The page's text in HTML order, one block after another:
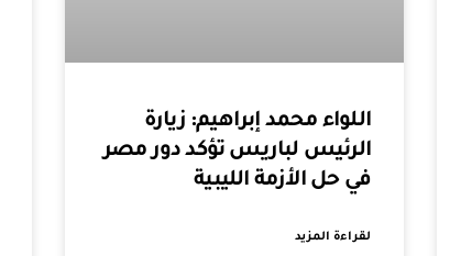
اللواء محمد إبراهيم: زيارة
الرئيس لباريس تؤكد دور مصر
في حل الأزمة الليبية
لقراءة المزيد